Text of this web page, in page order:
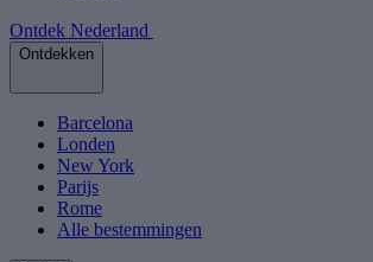
Ontdek Nederland
Ontdekken
Barcelona
Londen
New York
Parijs
Rome
Alle bestemmingen